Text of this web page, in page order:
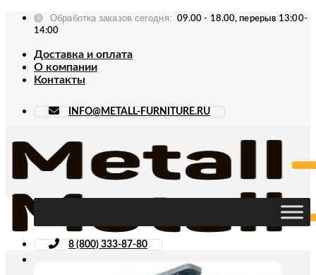
Skip
Обработка заказов сегодня:
09.00 - 18.00, перерыв 13:00-
14:00
Доставка и оплата
О компании
Контакты
INFO@METALL-FURNITURE.RU
8 (800) 333-87-80